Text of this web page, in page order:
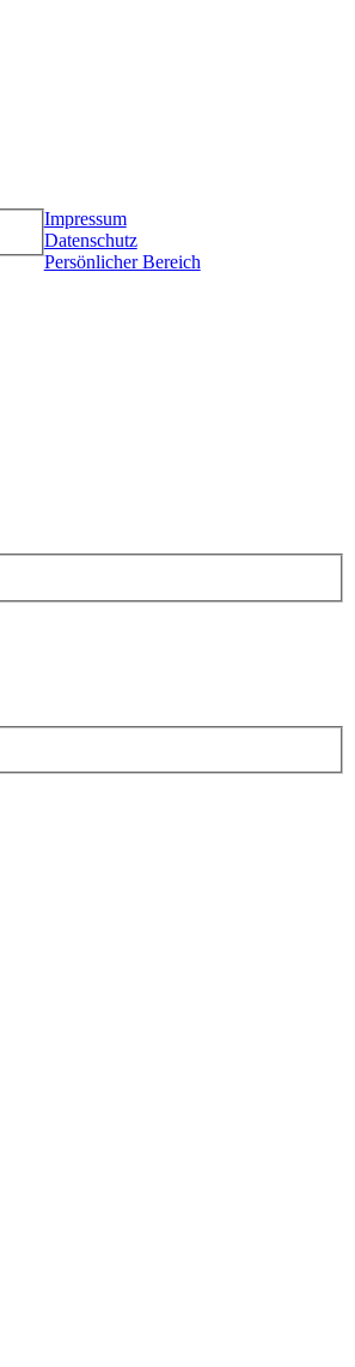
Impressum
Datenschutz
Persönlicher Bereich